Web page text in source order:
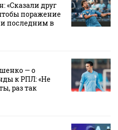
«Сказали друг
поражение
последним в
— о
к РПЛ: «Не
раз так